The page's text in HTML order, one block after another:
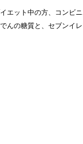
エット中の方、コンビ
んの糖質と、セブンイ